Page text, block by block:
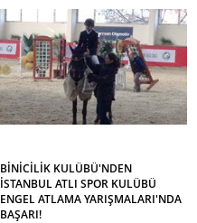
BİNİCİLİK KULÜBÜ'NDEN
İSTANBUL ATLI SPOR KULÜBÜ
ENGEL ATLAMA YARIŞMALARI'NDA
BAŞARI!